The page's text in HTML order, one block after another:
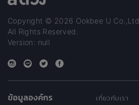
Copyright © 2026 Ookbee U Co.,Ltd.
All Rights Reserved.
Version: null
ข้อมูลองค์กร
เกี่ยวกับเรา